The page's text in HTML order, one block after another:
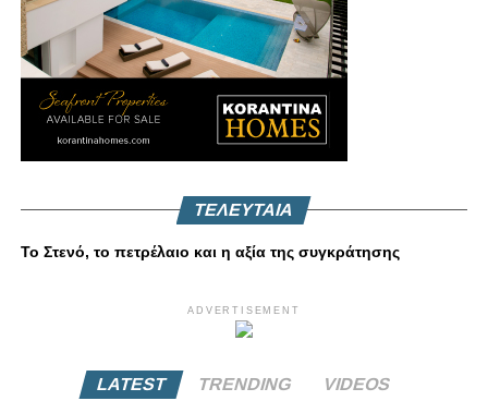
ΤΕΛΕΥΤΑΙΑ
Το Στενό, το πετρέλαιο και η αξία της συγκράτησης
ADVERTISEMENT
LATEST TRENDING VIDEOS